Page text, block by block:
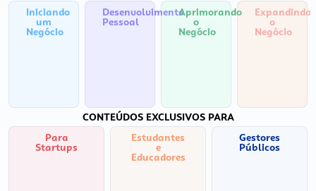
Iniciando
um
Negócio
Desenvolvimento
Pessoal
Aprimorando
o
Negócio
Expandindo
o
Negócio
CONTEÚDOS EXCLUSIVOS PARA
Para
Startups
Estudantes
e
Educadores
Gestores
Públicos